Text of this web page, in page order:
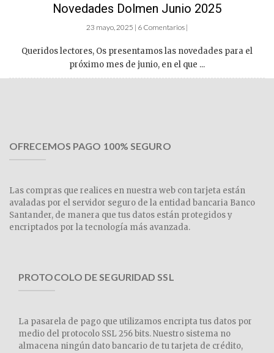
Novedades Dolmen Junio 2025
23 mayo, 2025 | 6 Comentarios |
Queridos lectores, Os presentamos las novedades para el
próximo mes de junio, en el que ...
OFRECEMOS PAGO 100% SEGURO
Las compras que realices en nuestra web con tarjeta están
avaladas por el servidor seguro de la entidad bancaria Banco
Santander, de manera que tus datos están protegidos y
encriptados por la tecnología más avanzada.
PROTOCOLO DE SEGURIDAD SSL
La pasarela de pago que utilizamos encripta tus datos por
medio del protocolo SSL 256 bits. Nuestro sistema no
almacena ningún dato bancario de tu tarjeta de crédito,